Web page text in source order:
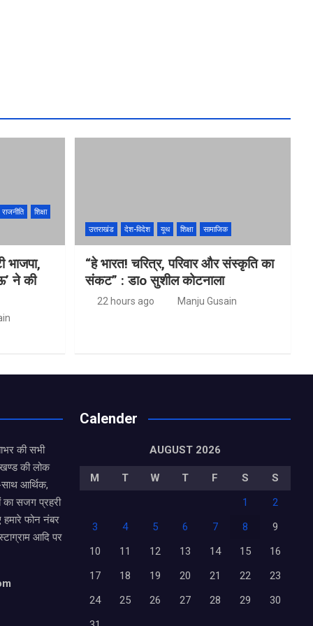
राजनीति
शिक्षा
भाजपा,
ने की
उत्तराखंड देश-विदेश यूथ शिक्षा सामाजिक
“हे भारत! चरित्र, परिवार और संस्कृति का
संकट” : डाo सुशील कोटनाला
22 hours ago Manju Gusain
की सभी
की लोक
आर्थिक,
का सजग प्रहरी
फोन नंबर
आदि पर
Calender
AUGUST 2026
M T W T F S
S
1
2
3
4 5 6 7 8
9
10
11 12 13 14 15
16
17
18 19 20 21 22
23
24
25 26 27 28 29
30